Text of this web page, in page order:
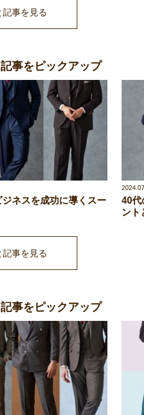
記事を見る
事をピックアップ
ジネスを成功に導くスー
40代
ント
記事を見る
事をピックアップ